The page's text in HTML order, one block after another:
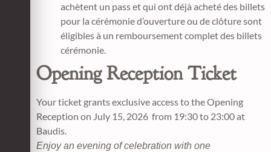
achètent un pass et qui ont déjà acheté des billets
pour la cérémonie d’ouverture ou de clôture sont
éligibles à un remboursement complet des billets
cérémonie.
Opening Reception Ticket
Your ticket grants exclusive access to the Opening
Reception on July 15, 2026 from 19:30 to 23:00 at
Baudis.
Enjoy an evening of celebration with one